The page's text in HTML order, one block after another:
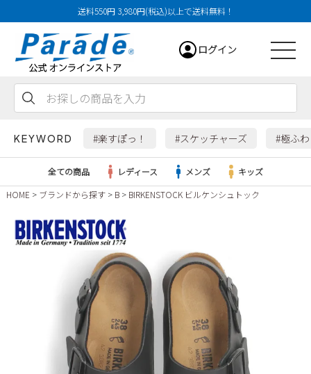
送料550円 3,980円(税込)以上で送料無料！
ログイン
KEYWORD #楽すぽっ！ #スケッチャーズ #極ふ
レディース
すべての商品
レインシューズ
すべての商品
サンダル
全ての商品 レディース メンズ
キッズ
HOME
ブランドから探す B BIRKENSTOCK ビルケンシュトック